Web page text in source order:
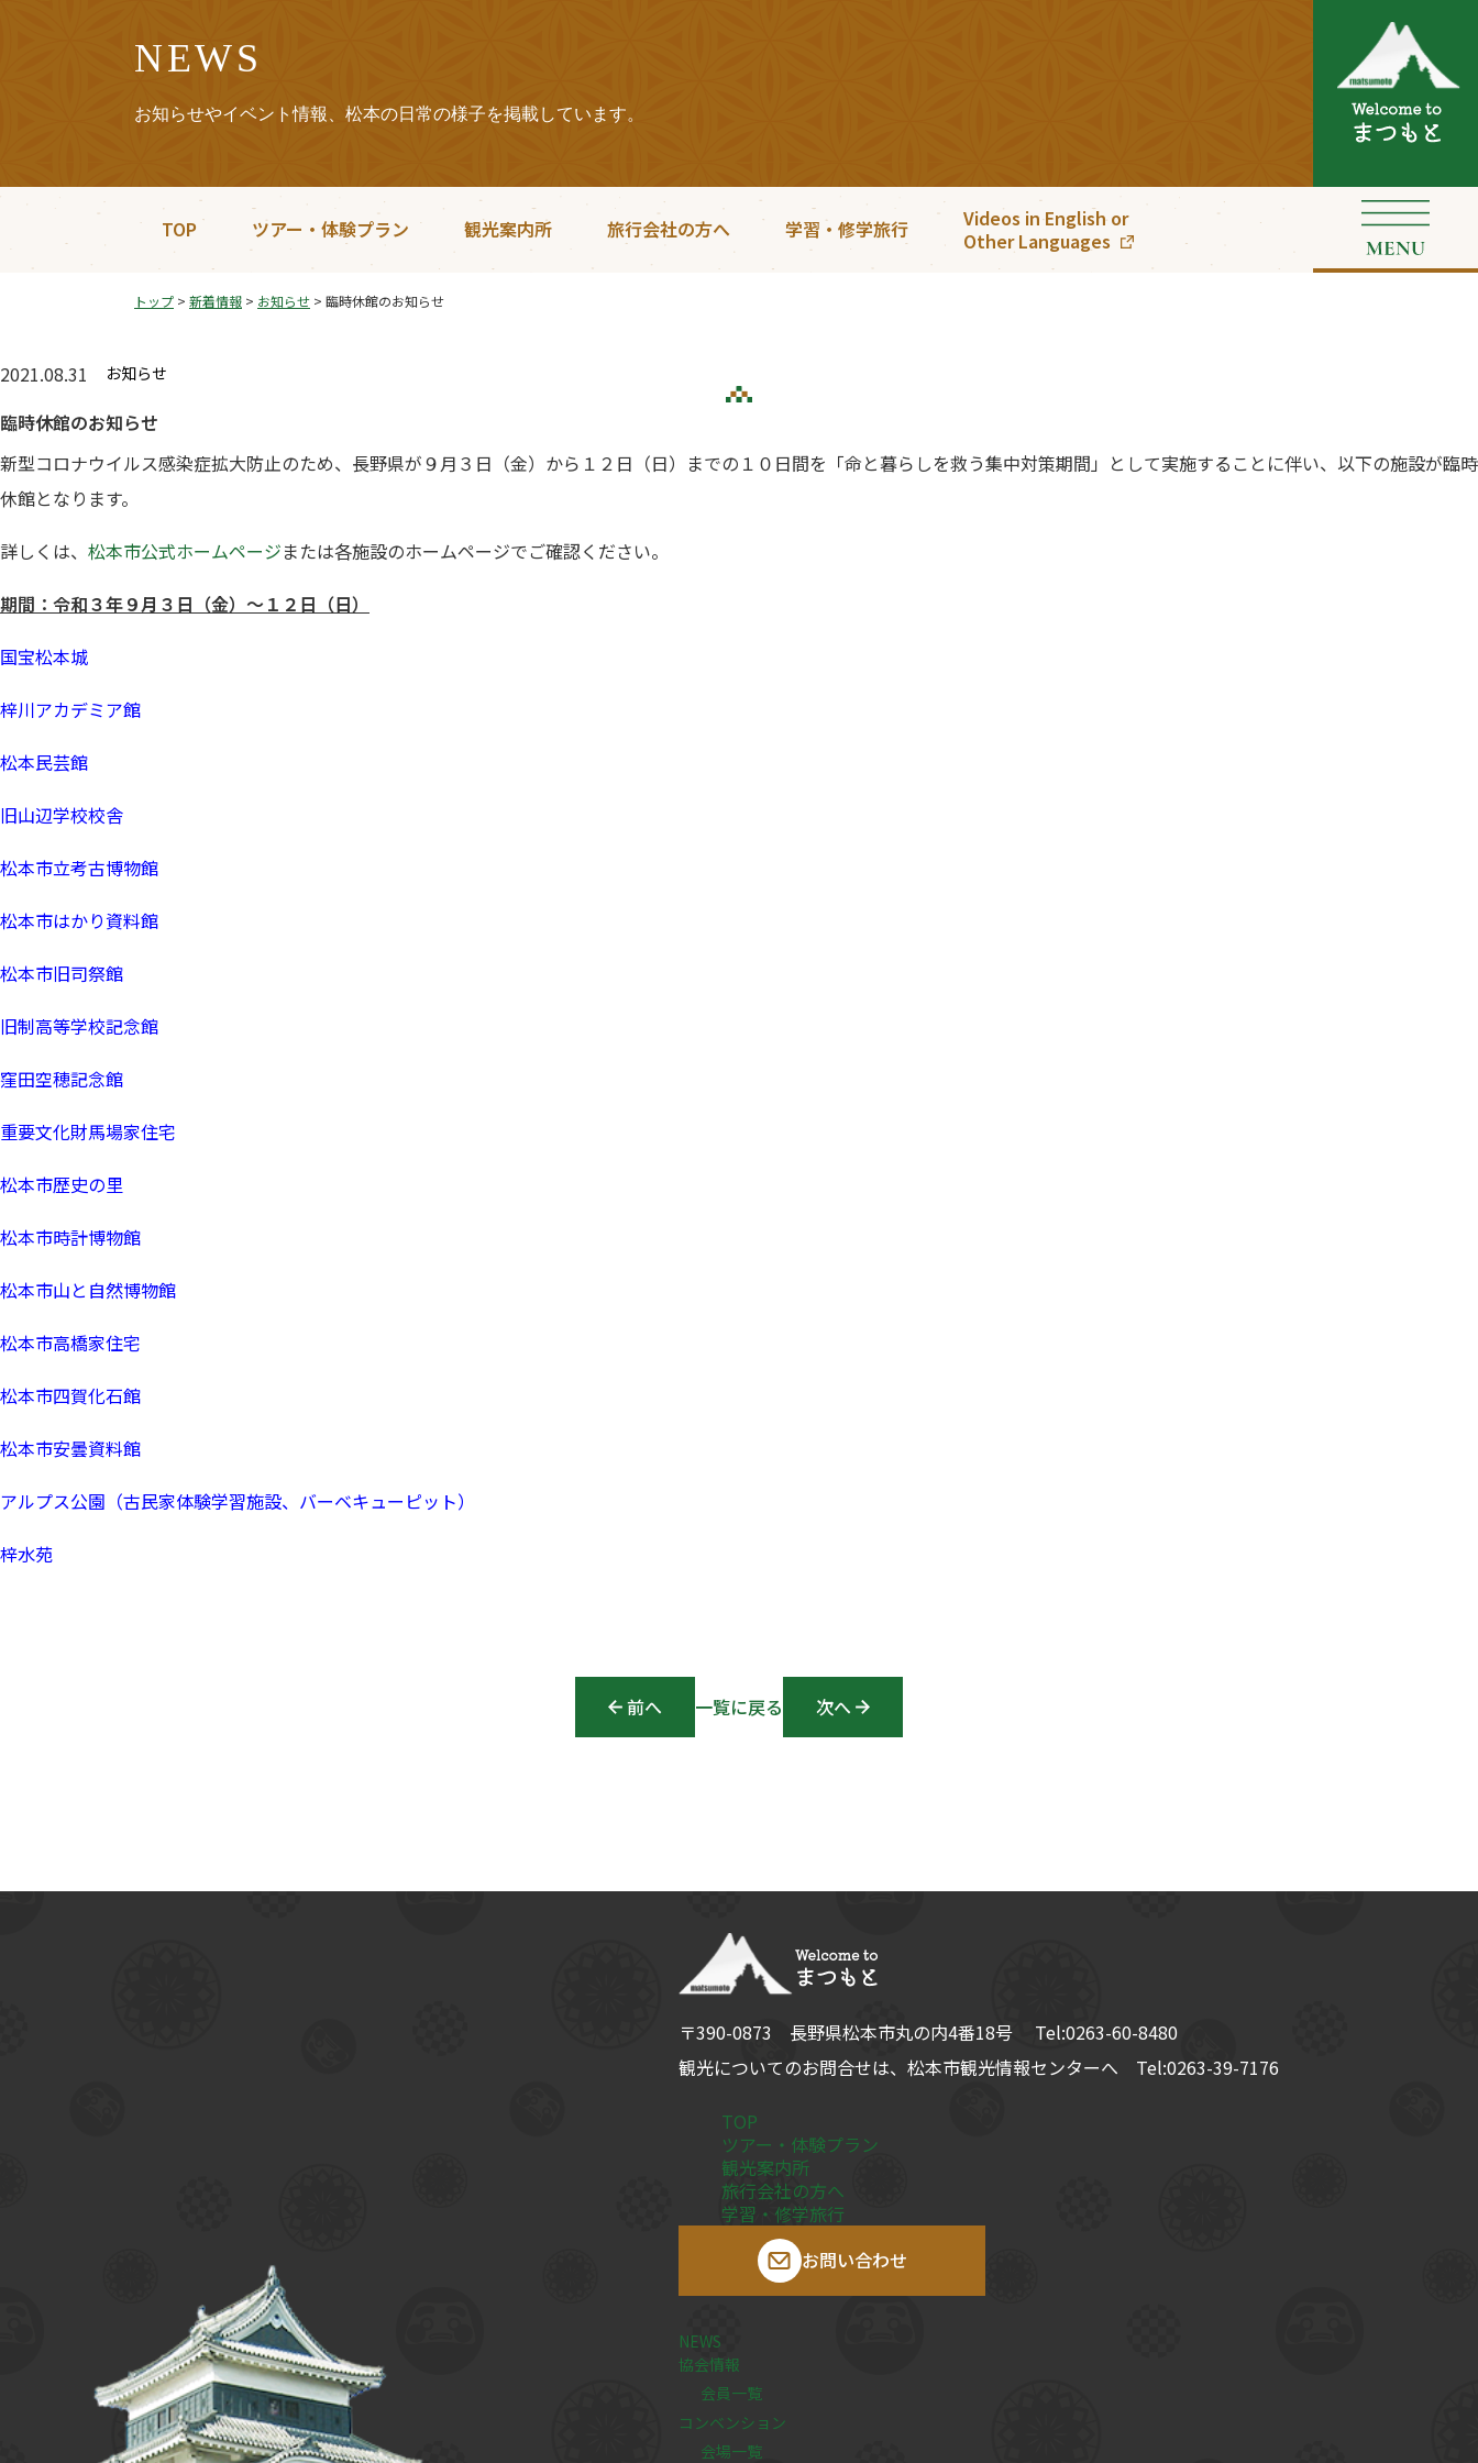
NEWS
お知らせやイベント情報、松本の日常の様子を掲載しています。
TOP ツアー・体験プラン 観光案内所 旅行会社の方へ 学習・修学旅行
Videos in English or
Other Languages
トップ > 新着情報 > お知らせ > 臨時休館のお知らせ
2021.08.31 お知らせ
臨時休館のお知らせ
新型コロナウイルス感染症拡大防止のため、長野県が９月３日（金）から１２日（日）までの１０日間を「命と暮らしを救う集中対策期間」として実施することに伴い、以下の施設が臨時
休館となります。
詳しくは、 松本市公式ホームページまたは各施設のホームページでご確認ください。
期間： 令和３年９月３日（金）～１２日（日）
国宝松本城
梓川アカデミア館
松本民芸館
旧山辺学校校舎
松本市立考古博物館
松本市はかり資料館
松本市旧司祭館
旧制高等学校記念館
窪田空穂記念館
重要文化財馬場家住宅
松本市歴史の里
松本市時計博物館
松本市山と自然博物館
松本市高橋家住宅
松本市四賀化石館
松本市安曇資料館
アルプス公園（古民家体験学習施設、バーベキューピット）
梓水苑
Post navigation
前へ 一覧に戻る 次へ
〒390-0873 長野県松本市丸の内4番18号 Tel:0263-60-8480
観光についてのお問合せは、 松本市観光情報センターへ Tel:0263-39-7176
TOP
ツアー・体験プラン
観光案内所
旅行会社の方へ
学習・修学旅行
お問い合わせ
NEWS
協会情報
会員一覧
コンベンション
会場一覧